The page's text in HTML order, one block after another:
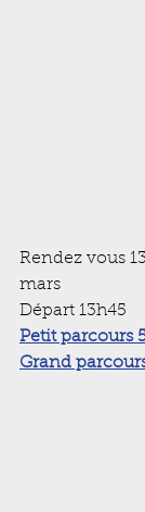
Rendez vous
mars
Départ 13h45
Petit parcours
Grand